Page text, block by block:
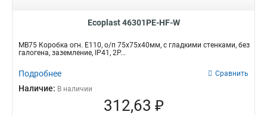
Ecoplast 46301PE-HF-W
MB75 Коробка огн. E110, о/п 75х75х40мм, с гладкими стенками, без
галогена, заземление, IP41, 2P...
Подробнее Сравнить
Наличие: В наличии
312,63 ₽